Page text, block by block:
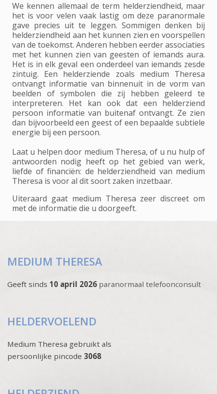
We kennen allemaal de term helderziendheid, maar
het is voor velen vaak lastig om deze paranormale
gave precies uit te leggen. Sommigen denken bij
helderziendheid aan het kunnen zien en voorspellen
van de toekomst. Anderen hebben eerder associaties
met het kunnen zien van geesten of iemands aura.
Het is in elk geval een onderdeel van iemands zesde
zintuig. Een helderziende zoals medium Theresa
ontvangt informatie van binnenuit in de vorm van
beelden of symbolen die zij hebben geleerd te
interpreteren. Het kan ook dat een helderziend
persoon informatie van buitenaf ontvangt. Ze zien
dan bijvoorbeeld een geest of een bepaalde subtiele
energie bij een persoon.
Laat u helpen door medium Theresa, of u nu hulp of
antwoorden nodig heeft op het gebied van werk,
liefde of financiën: de helderziendheid van medium
Theresa is voor al dit soort zaken inzetbaar.
Uiteraard gaat medium Theresa zeer discreet om
met de informatie die u doorgeeft.
MEDIUM THERESA
Geeft sinds 10 april 2026 paranormaal telefoonconsult
HELDERVOELEND
Medium Theresa gebruikt als
persoonlijke pincode 3068